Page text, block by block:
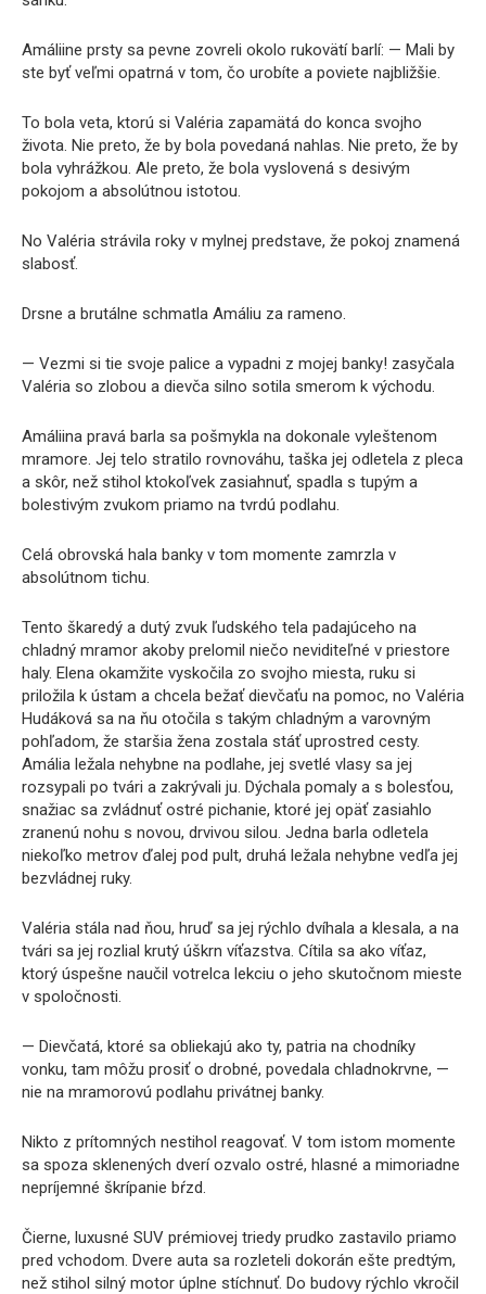
Amáliine prsty sa pevne zovreli okolo rukovätí barlí: — Mali by
ste byť veľmi opatrná v tom, čo urobíte a poviete najbližšie.
To bola veta, ktorú si Valéria zapamätá do konca svojho
života. Nie preto, že by bola povedaná nahlas. Nie preto, že by
bola vyhrážkou. Ale preto, že bola vyslovená s desivým
pokojom a absolútnou istotou.
No Valéria strávila roky v mylnej predstave, že pokoj znamená
slabosť.
Drsne a brutálne schmatla Amáliu za rameno.
— Vezmi si tie svoje palice a vypadni z mojej banky! zasyčala
Valéria so zlobou a dievča silno sotila smerom k východu.
Amáliina pravá barla sa pošmykla na dokonale vyleštenom
mramore. Jej telo stratilo rovnováhu, taška jej odletela z pleca
a skôr, než stihol ktokoľvek zasiahnuť, spadla s tupým a
bolestivým zvukom priamo na tvrdú podlahu.
Celá obrovská hala banky v tom momente zamrzla v
absolútnom tichu.
Tento škaredý a dutý zvuk ľudského tela padajúceho na
chladný mramor akoby prelomil niečo neviditeľné v priestore
haly. Elena okamžite vyskočila zo svojho miesta, ruku si
priložila k ústam a chcela bežať dievčaťu na pomoc, no Valéria
Hudáková sa na ňu otočila s takým chladným a varovným
pohľadom, že staršia žena zostala stáť uprostred cesty.
Amália ležala nehybne na podlahe, jej svetlé vlasy sa jej
rozsypali po tvári a zakrývali ju. Dýchala pomaly a s bolesťou,
snažiac sa zvládnuť ostré pichanie, ktoré jej opäť zasiahlo
zranenú nohu s novou, drvivou silou. Jedna barla odletela
niekoľko metrov ďalej pod pult, druhá ležala nehybne vedľa jej
bezvládnej ruky.
Valéria stála nad ňou, hruď sa jej rýchlo dvíhala a klesala, a na
tvári sa jej rozlial krutý úškrn víťazstva. Cítila sa ako víťaz,
ktorý úspešne naučil votrelca lekciu o jeho skutočnom mieste
v spoločnosti.
— Dievčatá, ktoré sa obliekajú ako ty, patria na chodníky
vonku, tam môžu prosiť o drobné, povedala chladnokrvne, —
nie na mramorovú podlahu privátnej banky.
Nikto z prítomných nestihol reagovať. V tom istom momente
sa spoza sklenených dverí ozvalo ostré, hlasné a mimoriadne
nepríjemné škrípanie bŕzd.
Čierne, luxusné SUV prémiovej triedy prudko zastavilo priamo
pred vchodom. Dvere auta sa rozleteli dokorán ešte predtým,
než stihol silný motor úplne stíchnuť. Do budovy rýchlo vkročil